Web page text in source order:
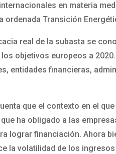
en materia
ordenada Transición
real de la subasta se
objetivos europeos a
entidades financieras,
que el contexto en el
ha obligado a las
lograr financiación. Ahora
la volatilidad de los